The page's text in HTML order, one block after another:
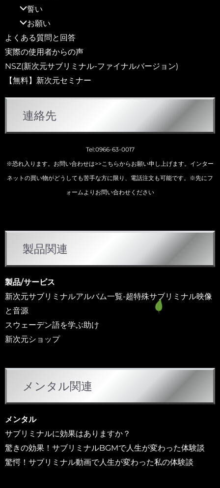
誓い
お願い
よくある質問と回答
実際の使用者からの声
NSZ(新次元サブリミナル-ファイナルバージョン)
【無料】新次元セミナー
連絡先
Tel:0966-63-0017
※恐れ入ります。お問い合わせは>>こちらから お願い申し上げます。インター
ネットの買い物がどうしても苦手な方に限り、電話注文も可能です。※先にフ
ォームよりお問い合わせください
製品関連
製品/サービス
新次元サブリミナルアルバム一覧-超特殊サブリミナル映像
と音源
スウェーデン語を学ぶ助け
新次元ショップ
メンタル関連
メンタル
サブリミナルに効果はありますか？
驚きの効果！サブリミナルBGMで人生が変わった体験談
驚愕！サブリミナル動画で人生が変わった私の体験談
ゴ
リ
ー